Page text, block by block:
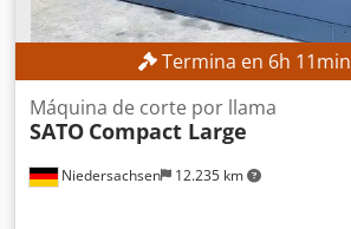
Termina en 6h 11min
Niedersachsen 12.235 km
Máquina de corte por llama
SATO Compact Large